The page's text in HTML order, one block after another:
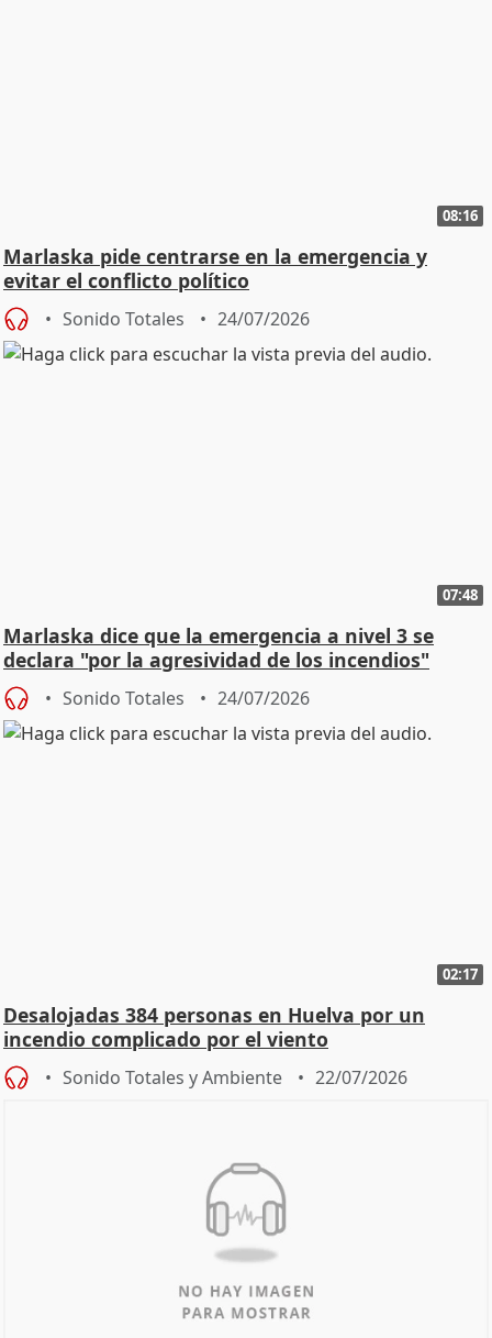
08:16
Marlaska pide centrarse en la emergencia y
evitar el conflicto político
Sonido Totales 24/07/2026
07:48
Marlaska dice que la emergencia a nivel 3 se
declara "por la agresividad de los incendios"
Sonido Totales 24/07/2026
02:17
Desalojadas 384 personas en Huelva por un
incendio complicado por el viento
Sonido Totales y Ambiente 22/07/2026